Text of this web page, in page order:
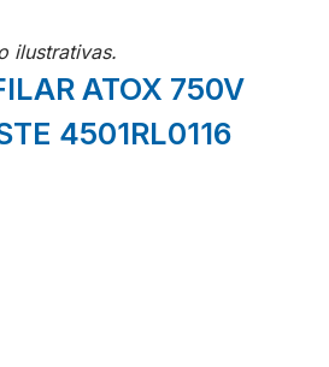
ilustrativas.
ATOX 750V
4501RL0116